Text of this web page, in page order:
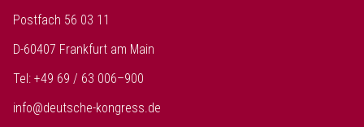
Postfach 56 03 11
D-60407 Frankfurt am Main
Tel: +49 69 / 63 006–900
info@deutsche-kongress.de